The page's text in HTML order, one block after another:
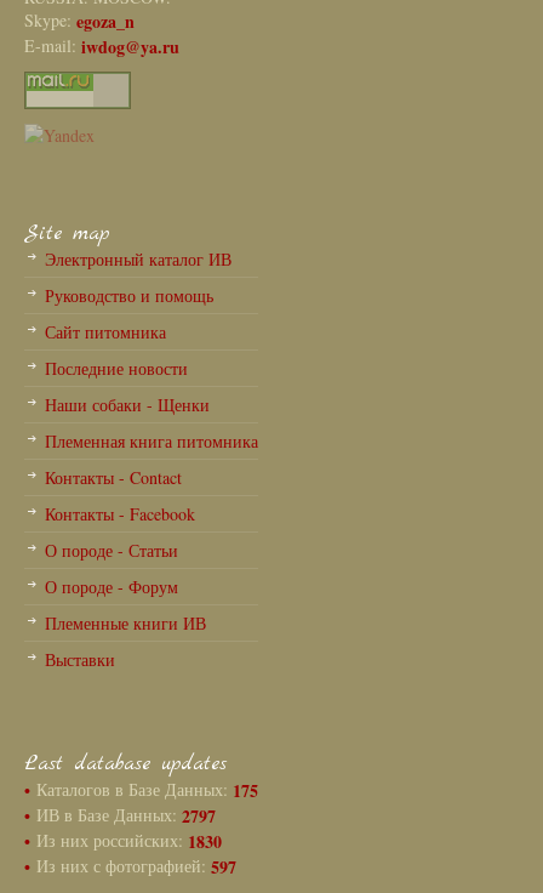
Skype: egoza_n
E-mail: iwdog@ya.ru
Site map
Электронный каталог ИВ
Руководство и помощь
Сайт питомника
Последние новости
Наши собаки - Щенки
Племенная книга питомника
Контакты - Contact
Контакты - Facebook
О породе - Статьи
О породе - Форум
Племенные книги ИВ
Выставки
Last database updates
• Каталогов в Базе Данных: 175
• ИВ в Базе Данных: 2797
• Из них российских: 1830
• Из них с фотографией: 597